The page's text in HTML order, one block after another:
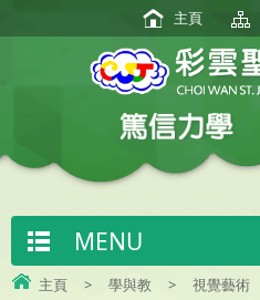
主頁
MENU
主頁 > 學與教 > 視覺藝術